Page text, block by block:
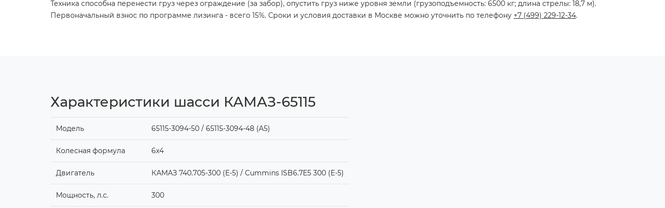
Техника способна перенести груз через ограждение (за забор), опустить груз ниже уровня земли (грузоподъемность: 6500 кг; длина стрелы: 18,7 м).
Первоначальный взнос по программе лизинга - всего 15%. Сроки и условия доставки в Москве можно уточнить по телефону +7 (499) 229-12-34.
Характеристики шасси КАМАЗ-65115
Модель 65115-3094-50 / 65115-3094-48 (A5)
Колесная формула 6x4
Двигатель КАМАЗ 740.705-300 (Е-5) / Cummins ISB6.7E5 300 (Е-5)
Мощность, л.с. 300